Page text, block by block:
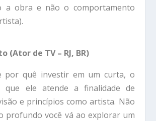
a obra e não o comportamento
(Ator de TV – RJ, BR)
por quê investir em um curta, o
ele atende a finalidade de
e princípios como artista. Não
profundo você vá ao explorar um